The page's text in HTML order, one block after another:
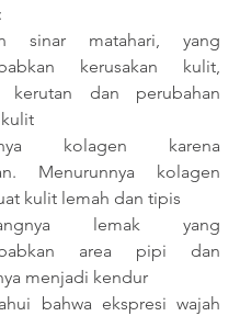
sinar matahari, yang
kerusakan kulit,
kerutan dan perubahan
kolagen karena
Menurunnya kolagen
kulit lemah dan tipis
lemak yang
area pipi dan
menjadi kendur
bahwa ekspresi wajah